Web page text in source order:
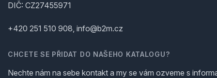
DIČ: CZ27455971
+420 251 510 908, info@b2m.cz
CHCETE SE PŘIDAT DO NAŠEHO KATALOGU?
Nechte nám na sebe kontakt a my se vám ozveme s